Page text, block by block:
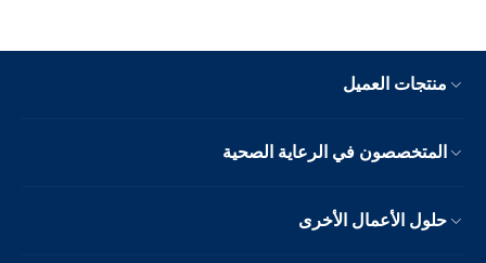
منتجات العميل
المتخصصون في الرعاية الصحية
حلول الأعمال الأخرى